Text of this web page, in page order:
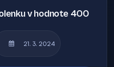
v hodnote 400
21. 3. 2024